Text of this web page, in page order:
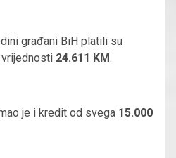
građani BiH platili su
vrijednosti 24.611 KM.
je i kredit od svega 15.000